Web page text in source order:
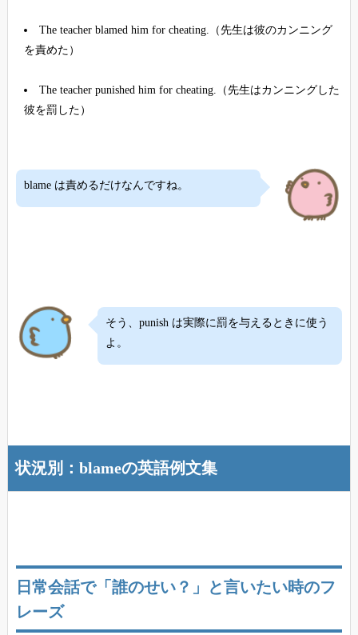
The teacher blamed him for cheating.（先生は彼のカンニング
を責めた）
The teacher punished him for cheating.（先生はカンニングした
彼を罰した）
blame は責めるだけなんですね。
そう、punish は実際に罰を与えるときに使う
よ。
状況別：blameの英語例文集
日常会話で「誰のせい？」と言いたい時のフ
レーズ